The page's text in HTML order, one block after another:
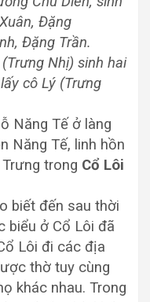
Đặng
Đặng Trần.
Nhị) sinh hai
cô Lý (Trưng
Năng Tế ở làng
Năng Tế, linh hồn
trong Cổ Lôi
biết đến sau thời
biểu ở Cổ Lôi đã
Lôi đi các địa
thờ tuy cùng
khác nhau. Trong